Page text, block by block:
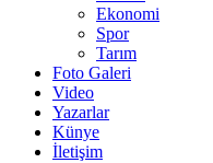
Ekonomi
Spor
Tarım
Foto Galeri
Video
Yazarlar
Künye
İletişim